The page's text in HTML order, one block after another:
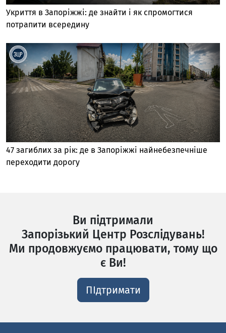
Укриття в Запоріжжі: де знайти і як спромогтися
потрапити всередину
47 загиблих за рік: де в Запоріжжі найнебезпечніше
переходити дорогу
Ви підтримали
Запорізький Центр Розслідувань!
Ми продовжуємо працювати, тому що
є Ви!
ПІдтримати